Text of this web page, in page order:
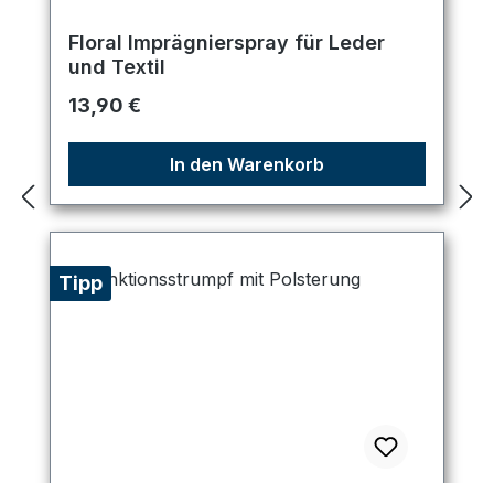
Floral Imprägnierspray für Leder
und Textil
Regulärer Preis:
13,90 €
In den Warenkorb
Tipp